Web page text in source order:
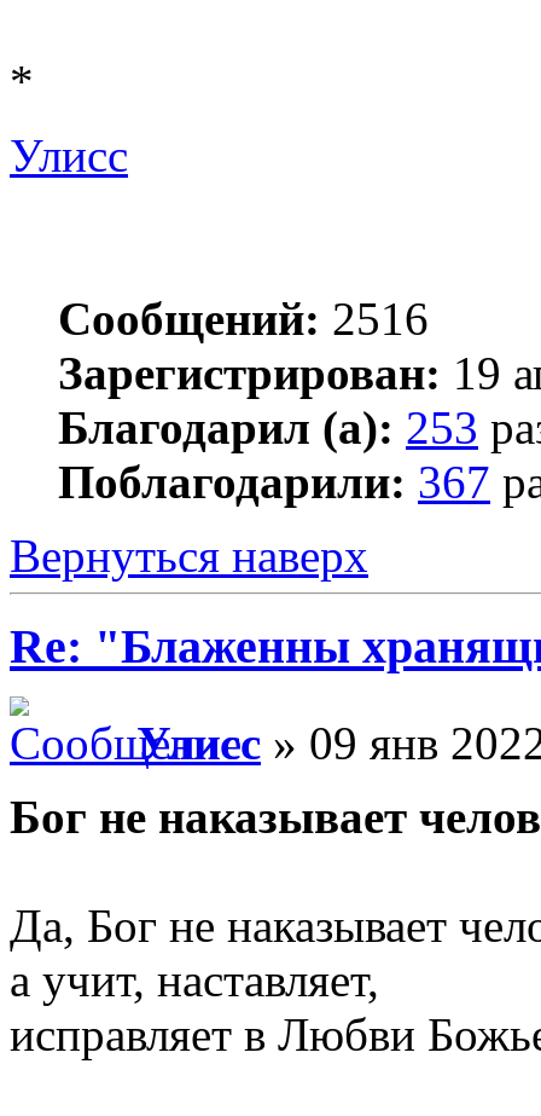
*
Улисс
Сообщений: 2516
Зарегистрирован: 19
Благодарил (а): 253
Поблагодарили: 367
Вернуться наверх
Re: "Блаженны
Улисс » 09 янв
Бог не наказывает
Да, Бог не наказывает
а учит, наставляет,
исправляет в Любви